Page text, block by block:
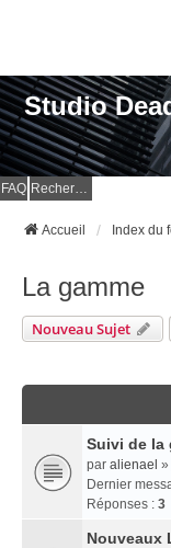
Studio
FAQ Rechercher
Accueil Index du
La gamme
Nouveau Sujet
Suivi de la
par alienael »
Dernier
Réponses : 3
Nouveaux